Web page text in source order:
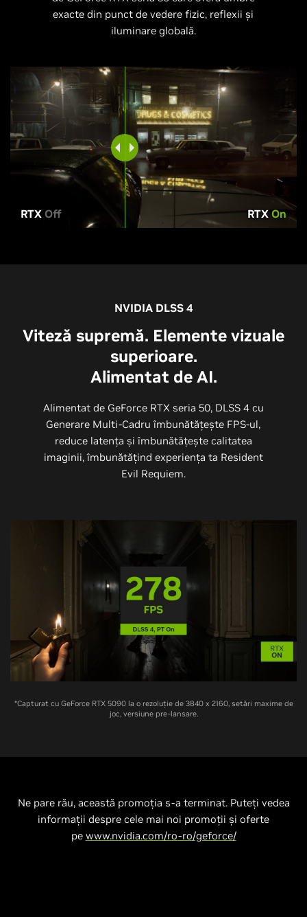
exacte din punct de vedere fizic, reflexii și
iluminare globală.
RTX Off RTX On
NVIDIA DLSS 4
Viteză supremă. Elemente vizuale
superioare.
Alimentat de AI.
Alimentat de GeForce RTX seria 50, DLSS 4 cu
Generare Multi-Cadru îmbunătățește FPS-ul,
reduce latența și îmbunătățește calitatea
imaginii, îmbunătățind experiența ta Resident
Evil Requiem.
*Capturat cu GeForce RTX 5090 la o rezoluție de 3840 x 2160, setări maxime de
joc, versiune pre-lansare.
Ne pare rău, această promoția s-a terminat. Puteți vedea
informații despre cele mai noi promoții și oferte
pe www.nvidia.com/ro-ro/geforce/